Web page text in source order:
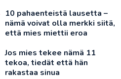
10 pahaenteistä lausetta –
nämä voivat olla merkki siitä,
että mies miettii eroa
Jos mies tekee nämä 11
tekoa, tiedät että hän
rakastaa sinua